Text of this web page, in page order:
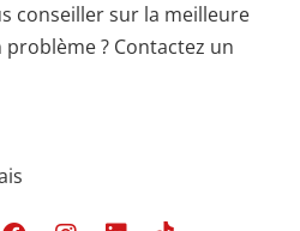
conseiller sur la meilleure
? Contactez un